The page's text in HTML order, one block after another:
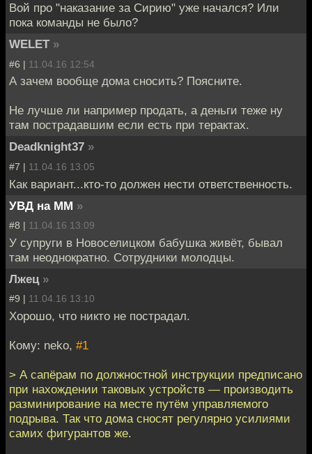
Вой про "наказание за Сирию" уже начался? Или
пока команды не было?
WELET »
#6 | 11.04.16 12:54
А зачем вообще дома сносить? Поясните.
Не лучше ли например продать, а деньги теже ну
там пострадавшим если есть при терактах.
Deadknight37 »
#7 | 11.04.16 13:05
Как вариант...кто-то должен нести ответственность.
УВД на ММ »
#8 | 11.04.16 13:09
У супруги в Новоселицком бабушка живёт, бывал
там неоднократно. Сотрудники молодцы.
Лжец »
#9 | 11.04.16 13:10
Хорошо, что никто не пострадал.
Кому: neko, #1
> А сапёрам по должностной инструкции предписано
при нахождении таковых устройств — производить
разминирование на месте путём управляемого
подрыва. Так что дома сносят регулярно усилиями
самих фигурантов же.